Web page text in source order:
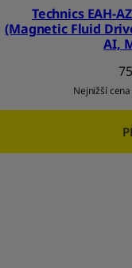
Technics EAH-
(Magnetic Fluid
AI,
Nejnižší